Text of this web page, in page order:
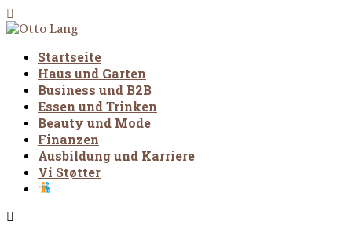
Startseite
Haus und Garten
Business und B2B
Essen und Trinken
Beauty und Mode
Finanzen
Ausbildung und Karriere
Vi Støtter